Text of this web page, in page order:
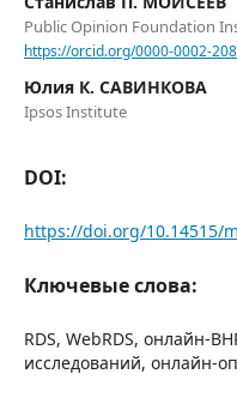
Public Opinion Foundation
https://orcid.org/0000-0002-
Юлия К. САВИНКОВА
Ipsos Institute
DOI:
https://doi.org/10.14515/
Ключевые слова:
RDS, WebRDS, онлайн-
исследований, онлайн-